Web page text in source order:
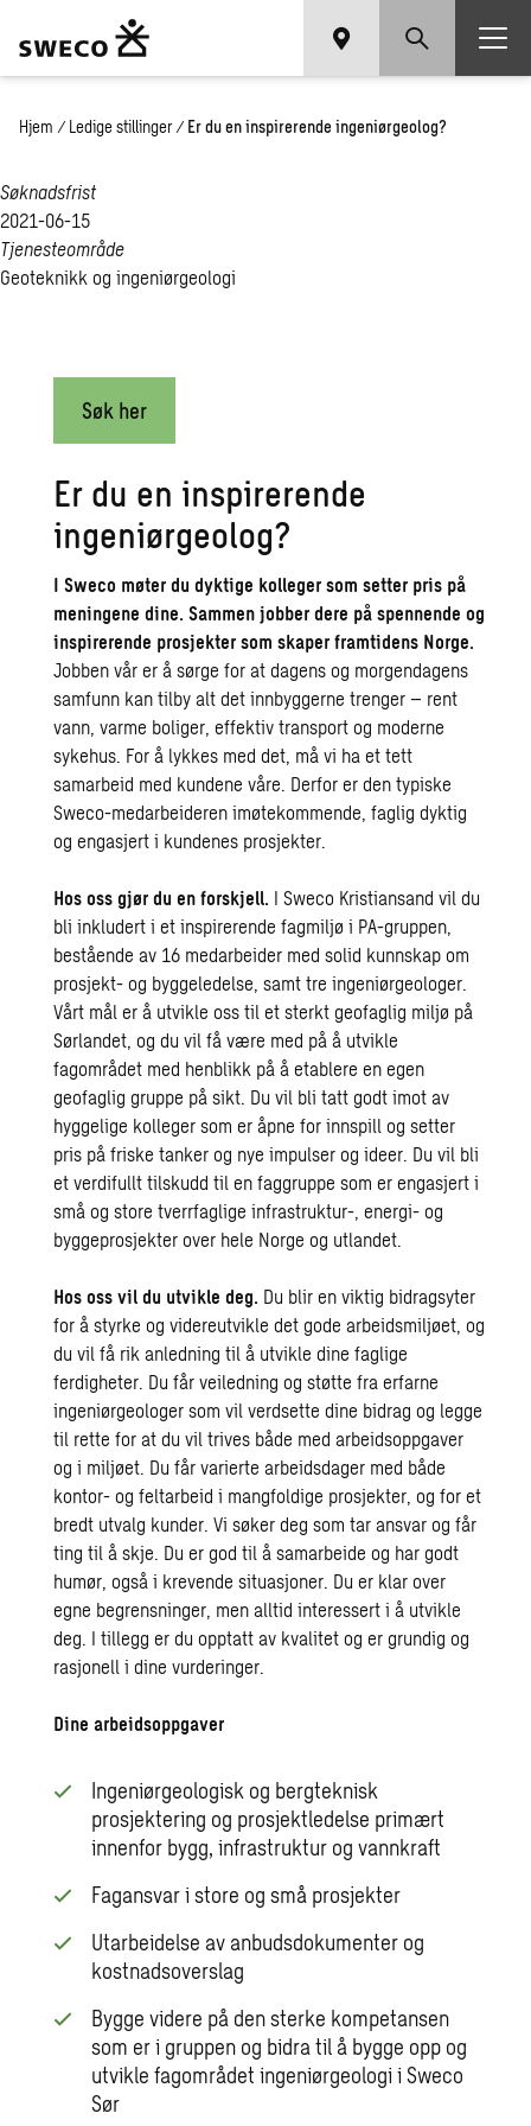
Hjem / Ledige stillinger / Er du en inspirerende ingeniørgeolog?
Søknadsfrist
2021-06-15
Tjenesteområde
Geoteknikk og ingeniørgeologi
Søk her
Er du en inspirerende
ingeniørgeolog?
I Sweco møter du dyktige kolleger som setter pris på
meningene dine. Sammen jobber dere på spennende og
inspirerende prosjekter som skaper framtidens Norge.
Jobben vår er å sørge for at dagens og morgendagens
samfunn kan tilby alt det innbyggerne trenger – rent
vann, varme boliger, effektiv transport og moderne
sykehus. For å lykkes med det, må vi ha et tett
samarbeid med kundene våre. Derfor er den typiske
Sweco-medarbeideren imøtekommende, faglig dyktig
og engasjert i kundenes prosjekter.
Hos oss gjør du en forskjell. I Sweco Kristiansand vil du
bli inkludert i et inspirerende fagmiljø i PA-gruppen,
bestående av 16 medarbeider med solid kunnskap om
prosjekt- og byggeledelse, samt tre ingeniørgeologer.
Vårt mål er å utvikle oss til et sterkt geofaglig miljø på
Sørlandet, og du vil få være med på å utvikle
fagområdet med henblikk på å etablere en egen
geofaglig gruppe på sikt. Du vil bli tatt godt imot av
hyggelige kolleger som er åpne for innspill og setter
pris på friske tanker og nye impulser og ideer. Du vil bli
et verdifullt tilskudd til en faggruppe som er engasjert i
små og store tverrfaglige infrastruktur-, energi- og
byggeprosjekter over hele Norge og utlandet.
Hos oss vil du utvikle deg. Du blir en viktig bidragsyter
for å styrke og videreutvikle det gode arbeidsmiljøet, og
du vil få rik anledning til å utvikle dine faglige
ferdigheter. Du får veiledning og støtte fra erfarne
ingeniørgeologer som vil verdsette dine bidrag og legge
til rette for at du vil trives både med arbeidsoppgaver
og i miljøet. Du får varierte arbeidsdager med både
kontor- og feltarbeid i mangfoldige prosjekter, og for et
bredt utvalg kunder. Vi søker deg som tar ansvar og får
ting til å skje. Du er god til å samarbeide og har godt
humør, også i krevende situasjoner. Du er klar over
egne begrensninger, men alltid interessert i å utvikle
deg. I tillegg er du opptatt av kvalitet og er grundig og
rasjonell i dine vurderinger.
Dine arbeidsoppgaver
Ingeniørgeologisk og bergteknisk
prosjektering og prosjektledelse primært
innenfor bygg, infrastruktur og vannkraft
Fagansvar i store og små prosjekter
Utarbeidelse av anbudsdokumenter og
kostnadsoverslag
Bygge videre på den sterke kompetansen
som er i gruppen og bidra til å bygge opp og
utvikle fagområdet ingeniørgeologi i Sweco
Sør